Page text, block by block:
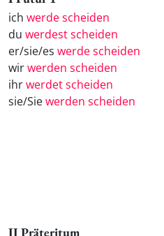
ich werde scheiden
du werdest scheiden
er/sie/es werde scheiden
wirwerden scheiden
ihrwerdet scheiden
sie/Siewerden scheiden
II Präteritum